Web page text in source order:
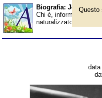
Biografia: Joe
Chi è, informazioni,
naturalizzato
Questo